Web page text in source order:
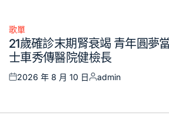
Posted
in
歌單
21歲確診末期腎衰竭 青年圓夢
士車秀傳醫院健檢長
Posted
2026 年 8 月 10 日
Posted
admin